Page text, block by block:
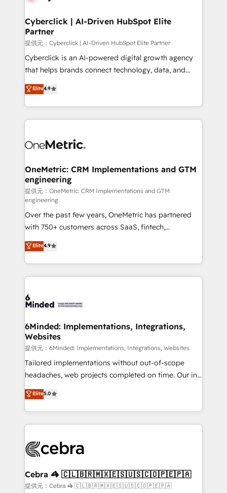
Cyberclick | AI-Driven HubSpot Elite
Partner
提供元：Cyberclick | AI-Driven HubSpot Elite Partner
Cyberclick is an AI-powered digital growth agency
that helps brands connect technology, data, and
creativity to achieve measurable results. Founded in
Barcelona and operating across Spain, LATAM, and
the UK, we support global companies in building
smarter marketing, sales, and customer success
Iberia (Spain & Portugal), we combine human insight
growth. Our multidisciplinary team designs solutions
that simplify complexity, boost performance, and
turn innovation into real impact. 🌍 Highlights •
HubSpot Partner since 2012 • 2022 EMEA Impact
Award: Best Integration • 150+ successful HubSpot
projects • Clients in 30+ industries • Proprietary
technology for integrations • Multilingual team:
English, Spanish, Portuguese & Italian 👉 Grow
smarter with AI and HubSpot.
Elite4.9
OneMetric: CRM Implementations and GTM
engineering
提供元：OneMetric: CRM Implementations and GTM
engineering
Over the past few years, OneMetric has partnered
with 750+ customers across SaaS, fintech,
healthcare, real estate, and other industries. With
150+ HubSpot-certified experts, we deliver scalable
solutions to complex GTM and RevOps challenges.
Our Expertise 🔹 Onboarding & Implementation:
tailored to your GTM motion. 🔹 Migrations:
from other CRMs to HubSpot without data loss or
downtime. 🔹 RevOps Strategy: Align teams,
processes, and data to drive revenue efficiency. 🔹
Integrations: Connect HubSpot with your tech stack
for better adoption. 🔹 Custom Solutions: Build
SOC 2 Type II and ISO 27001 certified, reinforcing
our commitment to data security and compliance. At
Elite4.9
6Minded: Implementations, Integrations,
Websites
提供元：6Minded: Implementations, Integrations, Websites
Tailored implementations without out-of-scope
headaches, web projects completed on time. Our in-
house team of certified CRM architects, experts,
developers, designers, and marketers handles all
aspects of your HubSpot. ✨ 400+ global clients ✨
100+ seamless migrations from 15+ different CRMs
implementations, and 5,000+ pages ✨ CS: Clients
CS: 245% organic growth & +751% new visitors for a
full-funnel HubSpot project ✨ CS: 415% conversion
Elite5.0
Cebra 🦓 🇨🇱🇧🇷🇲🇽🇪🇸🇺🇸🇨🇴🇵🇪🇵🇦
提供元：Cebra 🦓 🇨🇱🇧🇷🇲🇽🇪🇸🇺🇸🇨🇴🇵🇪🇵🇦